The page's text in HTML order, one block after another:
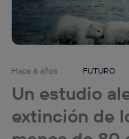
Hace 6 años FUTURO
Un estudio
extinción de